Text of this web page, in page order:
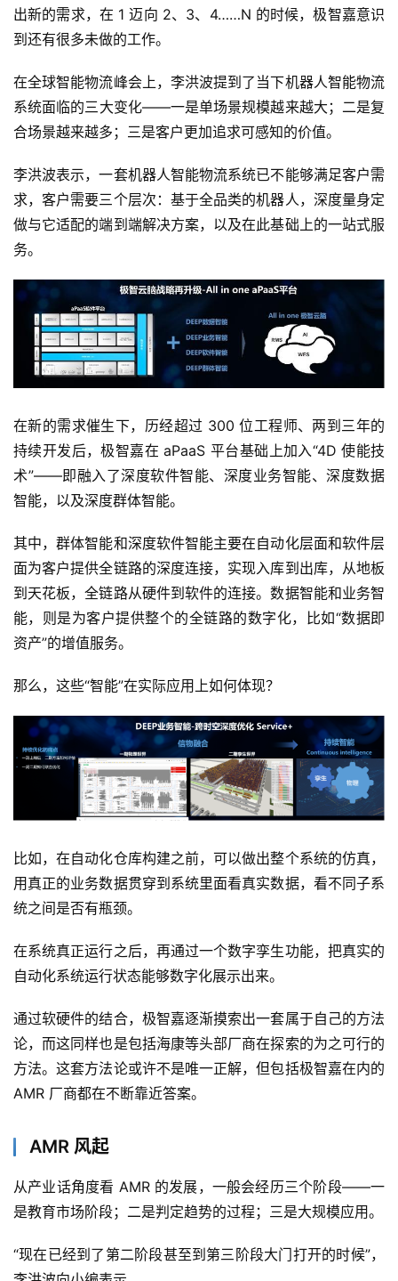
出新的需求，在 1 迈向 2、3、4……N 的时候，极智嘉意识
到还有很多未做的工作。
在全球智能物流峰会上，李洪波提到了当下机器人智能物流
系统面临的三大变化——一是单场景规模越来越大；二是复
合场景越来越多；三是客户更加追求可感知的价值。
李洪波表示，一套机器人智能物流系统已不能够满足客户需
求，客户需要三个层次：基于全品类的机器人，深度量身定
做与它适配的端到端解决方案，以及在此基础上的一站式服
务。
在新的需求催生下，历经超过 300 位工程师、两到三年的
持续开发后，极智嘉在 aPaaS 平台基础上加入“4D 使能技
术”——即融入了深度软件智能、深度业务智能、深度数据
智能，以及深度群体智能。
其中，群体智能和深度软件智能主要在自动化层面和软件层
面为客户提供全链路的深度连接，实现入库到出库，从地板
到天花板，全链路从硬件到软件的连接。数据智能和业务智
能，则是为客户提供整个的全链路的数字化，比如“数据即
资产”的增值服务。
那么，这些“智能”在实际应用上如何体现？
比如，在自动化仓库构建之前，可以做出整个系统的仿真，
用真正的业务数据贯穿到系统里面看真实数据，看不同子系
统之间是否有瓶颈。
在系统真正运行之后，再通过一个数字孪生功能，把真实的
自动化系统运行状态能够数字化展示出来。
通过软硬件的结合，极智嘉逐渐摸索出一套属于自己的方法
论，而这同样也是包括海康等头部厂商在探索的为之可行的
方法。这套方法论或许不是唯一正解，但包括极智嘉在内的
AMR 厂商都在不断靠近答案。
AMR 风起
从产业话角度看 AMR 的发展，一般会经历三个阶段——一
是教育市场阶段；二是判定趋势的过程；三是大规模应用。
“现在已经到了第二阶段甚至到第三阶段大门打开的时候”，